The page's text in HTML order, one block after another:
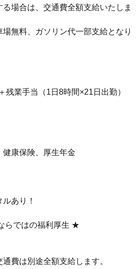
場合は、交通費全額支給いたしま
無料、ガソリン代一部支給となり
残業手当（1日8時間×21日出勤）
健康保険、厚生年金
あり！
らではの福利厚生 ★
費は別途全額支給します。